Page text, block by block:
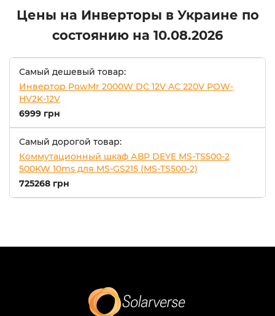
Цены на Инверторы в Украине по
состоянию на 10.08.2026
Самый дешевый товар:
Инвертор PowMr 2000W DC 12V AC 220V POW-
HV2K-12V
6999 грн
Самый дорогой товар:
Коммутационный шкаф АВР DEYE MS-TS500-2
500KW 10ms для MS-GS215 (MS-TS500-2)
725268 грн